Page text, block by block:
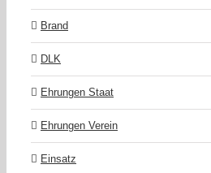
Brand
DLK
Ehrungen Staat
Ehrungen Verein
Einsatz